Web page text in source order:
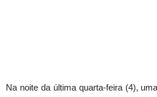
Na noite da última quarta-feira (4),